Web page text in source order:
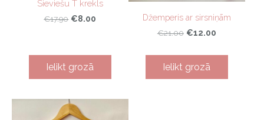
Sieviešu T krekls
€17.90 €8.00
Ielikt grozā
Džemperis ar sirsniņām
€21.00 €12.00
Ielikt grozā